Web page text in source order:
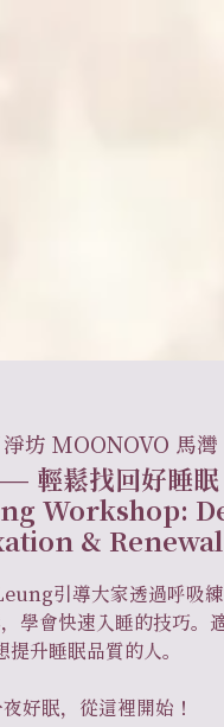
坊 MOONOVO 馬灣
輕鬆找回好睡
Workshop:
& Renewal
引導大家透過呼吸練
學會快速入睡的技巧。
提升睡眠品質的人。
夜好眠，從這裡開始！